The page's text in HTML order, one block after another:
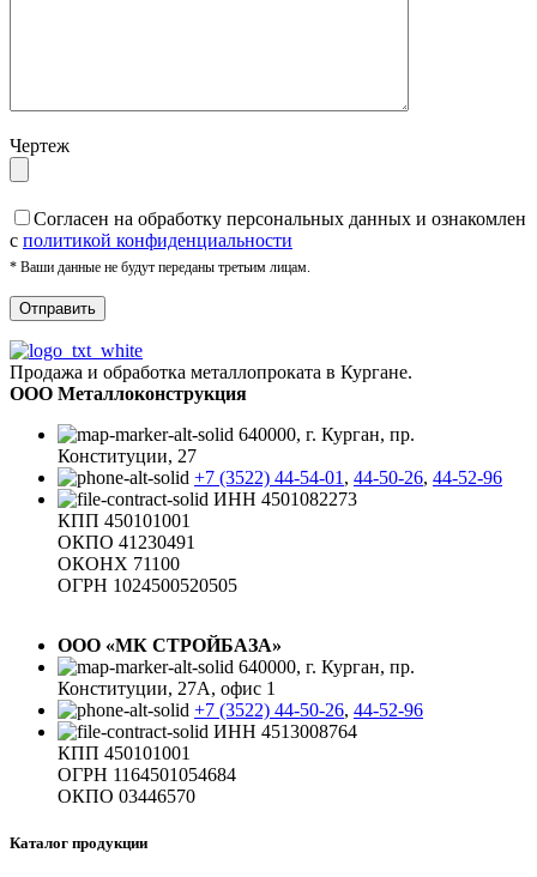
Чертеж
Cогласен на обработку персональных данных и ознакомлен
с политикой конфиденциальности
* Ваши данные не будут переданы третьим лицам.
Продажа и обработка металлопроката в Кургане.
ООО Металлоконструкция
640000, г. Курган, пр.
Конституции, 27
+7 (3522) 44-54-01 , 44-50-26, 44-52-96
ИНН 4501082273
КПП 450101001
ОКПО 41230491
ОКОНХ 71100
ОГРН 1024500520505
ООО «МК СТРОЙБАЗА»
640000, г. Курган, пр.
Конституции, 27А, офис 1
+7 (3522) 44-50-26, 44-52-96
ИНН 4513008764
КПП 450101001
ОГРН 1164501054684
ОКПО 03446570
Каталог продукции